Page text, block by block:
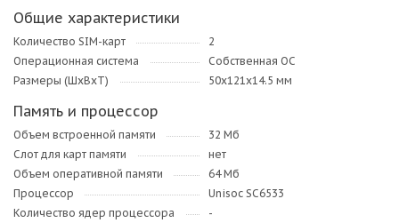
Общие характеристики
Количество SIM-карт
2
Операционная система
Собственная ОС
Размеры (ШxВxТ)
50х121х14.5 мм
Память и процессор
Объем встроенной памяти
32 Мб
Слот для карт памяти
нет
Объем оперативной памяти
64 Мб
Процессор
Unisoc SC6533
Количество ядер процессора
-